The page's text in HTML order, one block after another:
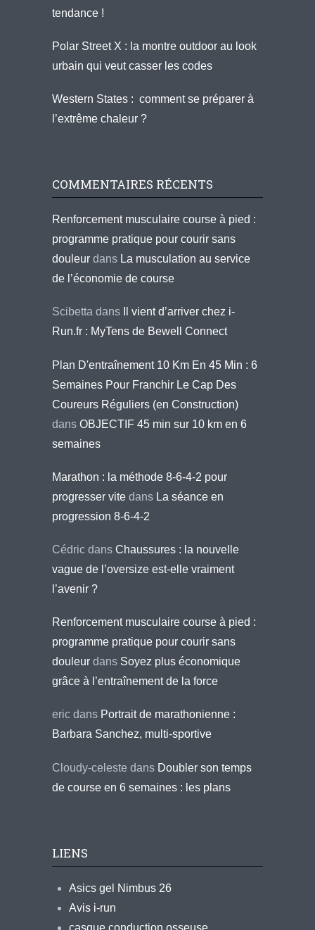
tendance !
Polar Street X : la montre outdoor au look
urbain qui veut casser les codes
Western States : comment se préparer à
l’extrême chaleur ?
COMMENTAIRES RÉCENTS
Renforcement musculaire course à pied :
programme pratique pour courir sans
douleur dans La musculation au service
de l’économie de course
Scibetta dans
Il vient d’arriver chez i-
Run.fr : MyTens de Bewell Connect
Plan D'entraînement 10 Km En 45 Min : 6
Semaines Pour Franchir Le Cap Des
Coureurs Réguliers (en Construction)
dans OBJECTIF 45 min sur 10 km en 6
semaines
Marathon : la méthode 8-6-4-2 pour
progresser vite dans La séance en
progression 8-6-4-2
Cédric dans Chaussures : la nouvelle
vague de l’oversize est-elle vraiment
l’avenir ?
Renforcement musculaire course à pied :
programme pratique pour courir sans
douleur dans Soyez plus économique
grâce à l’entraînement de la force
eric dans Portrait de marathonienne :
Barbara Sanchez, multi-sportive
Cloudy-celeste dans Doubler son temps
de course en 6 semaines : les plans
LIENS
Asics gel Nimbus 26
Avis i-run
casque conduction osseuse